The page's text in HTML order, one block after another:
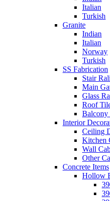
Italian
Turkish
Granite
Indian
Italian
Norway
Turkish
SS Fabrication
Stair
Main
Glass
Roof
Balcony
Interior
Ceiling
Kitchen
Wall
Other
Concrete Items
Hollow